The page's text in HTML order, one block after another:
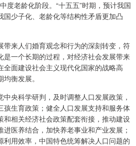
老龄化阶段。“十五五”时期，预计我国
少子化、老龄化等结构性矛盾更加凸
来人们婚育观念和行为的深刻转变，符
一个长期的过程，对经济社会发展带来
面建设社会主义现代化国家的战略高
衡发展。
央科学研判，及时调整人口发展政策，
生育政策；健全人口发展支持和服务体
相关经济社会政策配套衔接，推动建设
医养结合，加快养老事业和产业发展；
用效率，中国特色统筹解决人口问题的